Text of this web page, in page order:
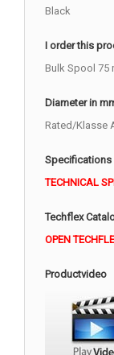
Black
I order this
Bulk Spool 75
Diameter in
Rated/Klasse
Specifications
TECHNICAL
Techflex
OPEN
Productvideo